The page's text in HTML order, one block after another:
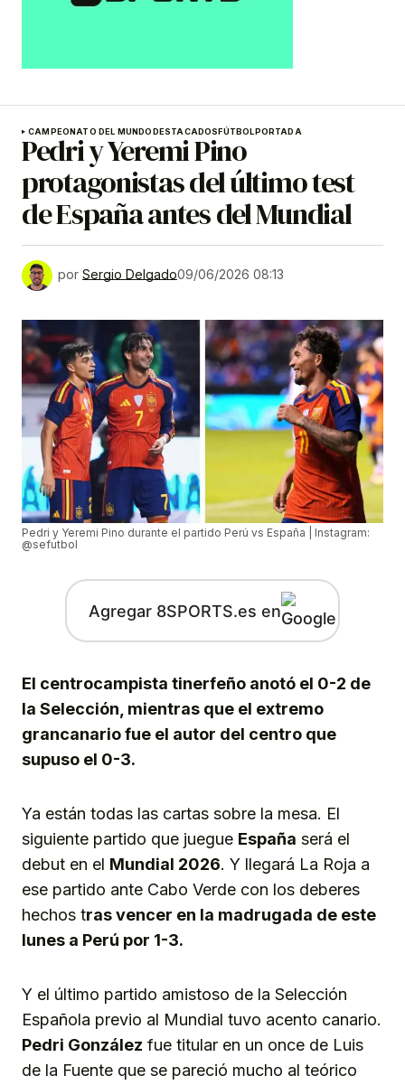
CAMPEONATO DEL MUNDODESTACADOSFÚTBOLPORTADA
Pedri y Yeremi Pino
protagonistas del último test
de España antes del Mundial
por Sergio Delgado09/06/2026 08:13
Pedri y Yeremi Pino durante el partido Perú vs España | Instagram:
@sefutbol
Agregar 8SPORTS.es en
El centrocampista tinerfeño anotó el 0-2 de
la Selección, mientras que el extremo
grancanario fue el autor del centro que
supuso el 0-3.
Ya están todas las cartas sobre la mesa. El
siguiente partido que juegue España será el
debut en el Mundial 2026. Y llegará La Roja a
ese partido ante Cabo Verde con los deberes
hechos tras vencer en la madrugada de este
lunes a Perú por 1-3.
Y el último partido amistoso de la Selección
Española previo al Mundial tuvo acento canario.
Pedri González fue titular en un once de Luis
de la Fuente que se pareció mucho al teórico